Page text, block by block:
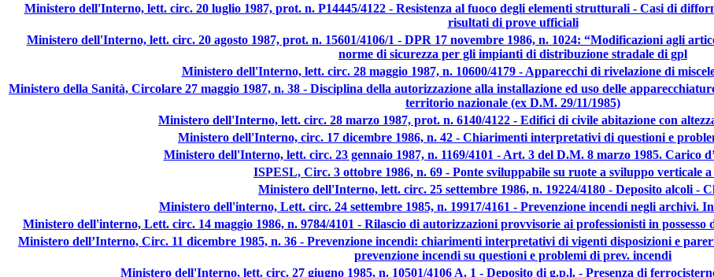
Ministero dell'Interno, lett. circ. 20 luglio 1987, prot. n. P14445/4122 - Resistenza al fuoco degli elementi strutturali - Casi di
risultati di prove ufficiali
Ministero dell'Interno, lett. circ. 20 agosto 1987, prot. n. 15601/4106/1 - DPR 17 novembre 1986, n. 1024: “Modificazioni agli
norme di sicurezza per gli impianti di distribuzione stradale di gpl
Ministero dell'Interno, lett. circ. 28 maggio 1987, n. 10600/4179 - Apparecchi di rivelazione di
Ministero della Sanità, Circolare 27 maggio 1987, n. 38 - Disciplina della autorizzazione alla installazione ed uso delle
territorio nazionale (ex D.M. 29/11/1985)
Ministero dell'Interno, lett. circ. 28 marzo 1987, prot. n. 6140/4122 - Edifici di civile abitazione con
Ministero dell'Interno, circ. 17 dicembre 1986, n. 42 - Chiarimenti interpretativi di questioni e
Ministero dell'Interno, lett. circ. 23 gennaio 1987, n. 1169/4101 - Art. 3 del D.M. 8 marzo 1985. Carico
ISPESL, Circ. 3 ottobre 1986, n. 69 - Ponte sviluppabile su ruote a sviluppo verticale
Ministero dell'Interno, lett. circ. 25 settembre 1986, n. 19224/4180 - Deposito alcoli -
Ministero dell'interno, Lett. circ. 24 settembre 1985, n. 19917/4161 - Prevenzione incendi negli archivi.
Ministero dell'interno, Lett. circ. 14 maggio 1986, n. 9784/4101 - Rilascio di autorizzazioni provvisorie ai professionisti in
Ministero dell’Interno, Circ. 11 dicembre 1985, n. 36 - Prevenzione incendi: chiarimenti interpretativi di vigenti disposizioni e
prevenzione incendi su questioni e problemi di prev. incendi
Ministero dell'Interno, lett. circ. 27 giugno 1985, n. 10501/4106 A. 1 - Deposito di g.p.l. - Presenza di